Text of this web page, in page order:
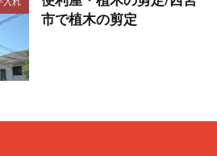
市で植木の剪定